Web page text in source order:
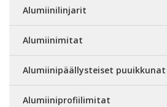
Alumiinilinjarit
Alumiinimitat
Alumiinipäällysteiset puuikkunat
Alumiiniprofiilimitat